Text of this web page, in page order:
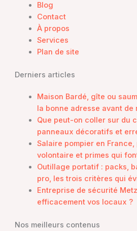
Blog
Contact
À propos
Services
Plan de site
Derniers articles
Maison Bardé, gîte ou
la bonne adresse avant de
Que peut-on coller sur du
panneaux décoratifs et
Salaire pompier en
volontaire et primes qui
Outillage portatif : packs,
pro, les trois critères qui
Entreprise de sécurité
efficacement vos locaux ?
Nos meilleurs contenus